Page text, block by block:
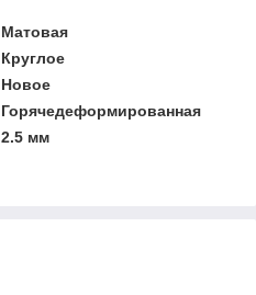
Матовая
Круглое
Новое
Горячедеформированная
2.5 мм